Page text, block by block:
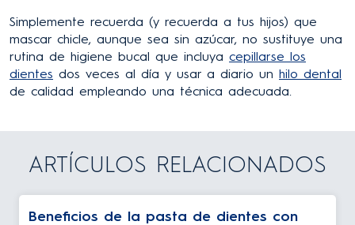
Simplemente recuerda (y recuerda a tus hijos) que
mascar chicle, aunque sea sin azúcar, no sustituye una
rutina de higiene bucal que incluya cepillarse los
dientes dos veces al día y usar a diario un hilo dental
de calidad empleando una técnica adecuada.
ARTÍCULOS RELACIONADOS
Beneficios de la pasta de dientes con